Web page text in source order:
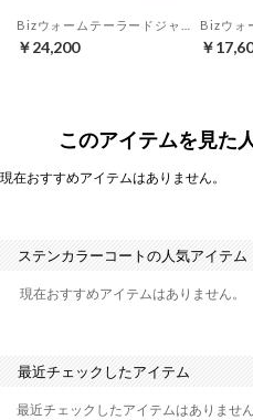
￥24,200 ￥
このアイテムを見た
現在おすすめアイテムはありません。
ステンカラーコートの人気アイテム
現在おすすめアイテムはありません。
最近チェックしたアイテム
最近チェックしたアイテムはありません